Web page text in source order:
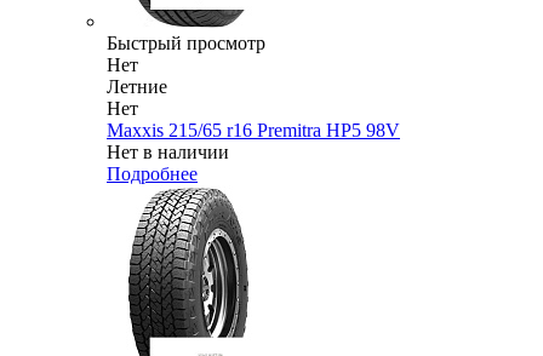
Быстрый просмотр
Нет
Летние
Нет
Maxxis 215/65 r16 Premitra HP5 98V
Нет в наличии
Подробнее